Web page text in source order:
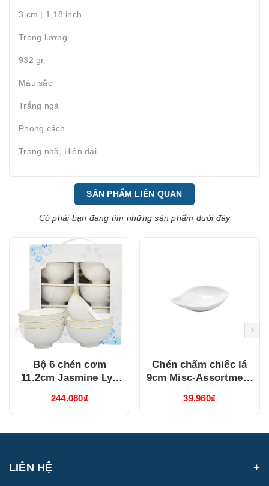
3 cm | 1,18 inch
Trọng lượng
932 gr
Màu sắc
Trắng ngà
Phong cách
Trang nhã, Hiện đại
SẢN PHẨM LIÊN QUAN
Có phải bạn đang tìm những sản phẩm dưới đây
Bộ 6 chén cơm
11.2cm Jasmine Lys
(03119901406)
244.080₫
Chén chấm chiếc lá
9cm Misc-Assortment
(640916000)
39.960₫
LIÊN HỆ